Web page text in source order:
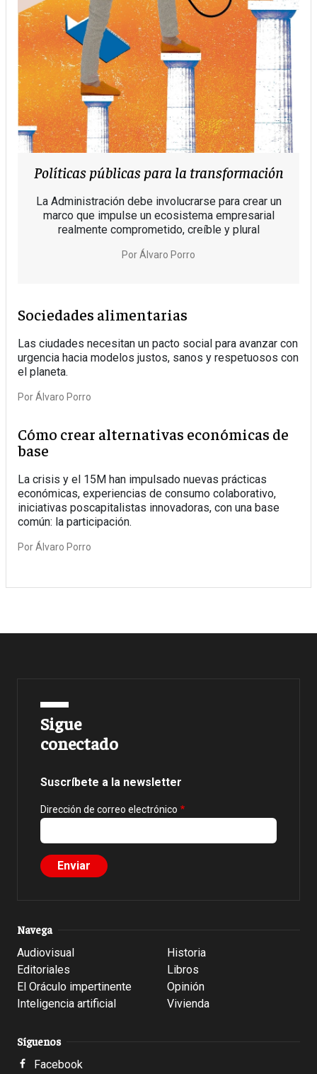
Políticas públicas para la transformación
La Administración debe involucrarse para crear un
marco que impulse un ecosistema empresarial
realmente comprometido, creíble y plural
PorÁlvaro Porro
Sociedades alimentarias
Las ciudades necesitan un pacto social para avanzar con
urgencia hacia modelos justos, sanos y respetuosos con
el planeta.
PorÁlvaro Porro
Cómo crear alternativas económicas de
base
La crisis y el 15M han impulsado nuevas prácticas
económicas, experiencias de consumo colaborativo,
iniciativas poscapitalistas innovadoras, con una base
común: la participación.
PorÁlvaro Porro
Sigue
conectado
Suscríbete a la newsletter
Dirección de correo electrónico
Navega
Audiovisual
Editoriales
El Oráculo impertinente
Inteligencia artificial
Historia
Libros
Opinión
Vivienda
Síguenos
Facebook